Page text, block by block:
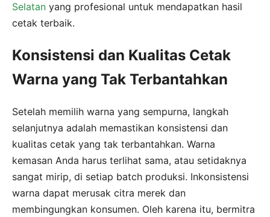
Selatan yang profesional untuk mendapatkan hasil
cetak terbaik.
Konsistensi dan Kualitas Cetak
Warna yang Tak Terbantahkan
Setelah memilih warna yang sempurna, langkah
selanjutnya adalah memastikan konsistensi dan
kualitas cetak yang tak terbantahkan. Warna
kemasan Anda harus terlihat sama, atau setidaknya
sangat mirip, di setiap batch produksi. Inkonsistensi
warna dapat merusak citra merek dan
membingungkan konsumen. Oleh karena itu, bermitra